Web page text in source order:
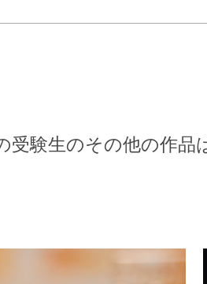
受験生のその他の作品